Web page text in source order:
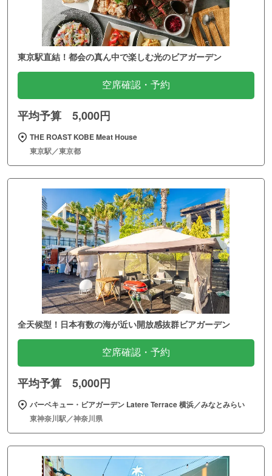
東京駅直結！都会の真ん中で楽しむ光のビアガーデン
空席確認・予約
平均予算 5,000円
THE ROAST KOBE Meat House
東京駅／東京都
全天候型！日本有数の海が近い開放感抜群ビアガーデン
空席確認・予約
平均予算 5,000円
バーベキュー・ビアガーデン Latere Terrace 横浜／みなとみらい
東神奈川駅／神奈川県